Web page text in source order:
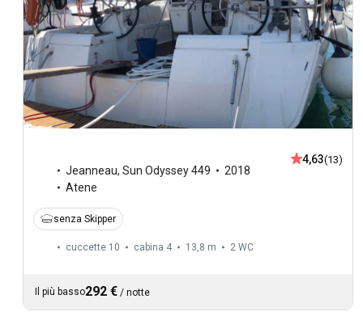
Jeanneau, Sun Odyssey 449
2018
Atene
4,63(13)
senza Skipper
cuccette 10 cabina 4 13,8 m 2 WC
Il più basso292 € / notte